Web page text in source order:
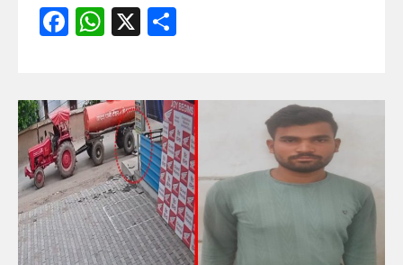
Facebook
WhatsApp
X